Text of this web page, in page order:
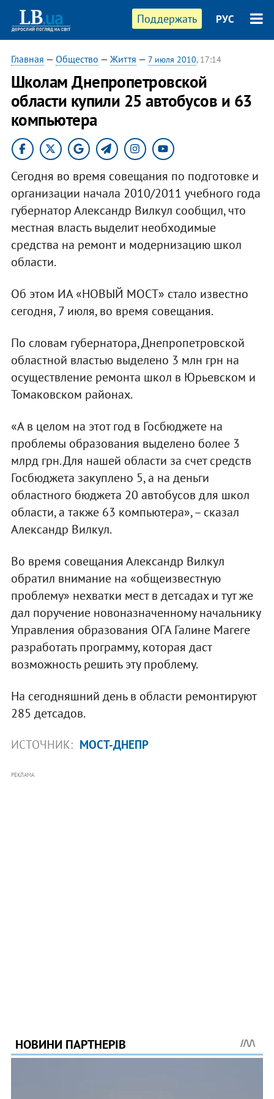
Поддержать РУС
Главная — Общество — Життя — 7 июля 2010, 17:14
Школам Днепропетровской
области купили 25 автобусов и 63
компьютера
Сегодня во время совещания по подготовке и
организации начала 2010/2011 учебного года
губернатор Александр Вилкул сообщил, что
местная власть выделит необходимые
средства на ремонт и модернизацию школ
области.
Об этом ИА «НОВЫЙ МОСТ» стало известно
сегодня, 7 июля, во время совещания.
По словам губернатора, Днепропетровской
областной властью выделено 3 млн грн на
осуществление ремонта школ в Юрьевском и
Томаковском районах.
«А в целом на этот год в Госбюджете на
проблемы образования выделено более 3
млрд грн. Для нашей области за счет средств
Госбюджета закуплено 5, а на деньги
областного бюджета 20 автобусов для школ
области, а также 63 компьютера», – сказал
Александр Вилкул.
Во время совещания Александр Вилкул
обратил внимание на «общеизвестную
проблему» нехватки мест в детсадах и тут же
дал поручение новоназначенному начальнику
Управления образования ОГА Галине Магеге
разработать программу, которая даст
возможность решить эту проблему.
На сегодняшний день в области ремонтируют
285 детсадов.
ИСТОЧНИК: МОСТ-ДНЕПР
РЕКЛАМА